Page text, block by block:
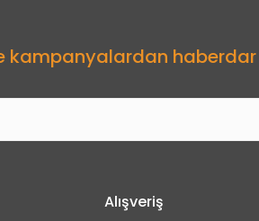
kampanyalardan
Alışveriş